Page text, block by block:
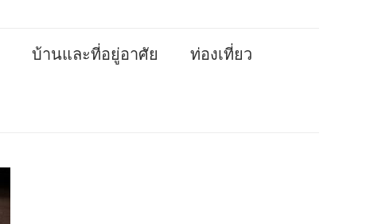
บ้านและที่อยู่อาศัย ท่องเที่ยว